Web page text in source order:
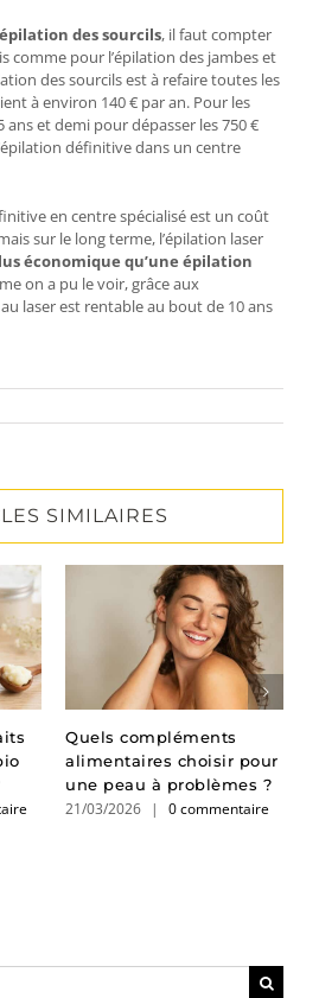
épilation des sourcils, il faut compter
comme pour l’épilation des jambes et
des sourcils est à refaire toutes les
à environ 140 € par an. Pour les
ans et demi pour dépasser les 750 €
définitive dans un centre
en centre spécialisé est un coût
sur le long terme, l’épilation laser
économique qu’une épilation
on a pu le voir, grâce aux
laser est rentable au bout de 10 ans
SIMILAIRES
Quels compléments
alimentaires choisir pour
une peau à problèmes ?
21/03/2026 | 0 commentaire